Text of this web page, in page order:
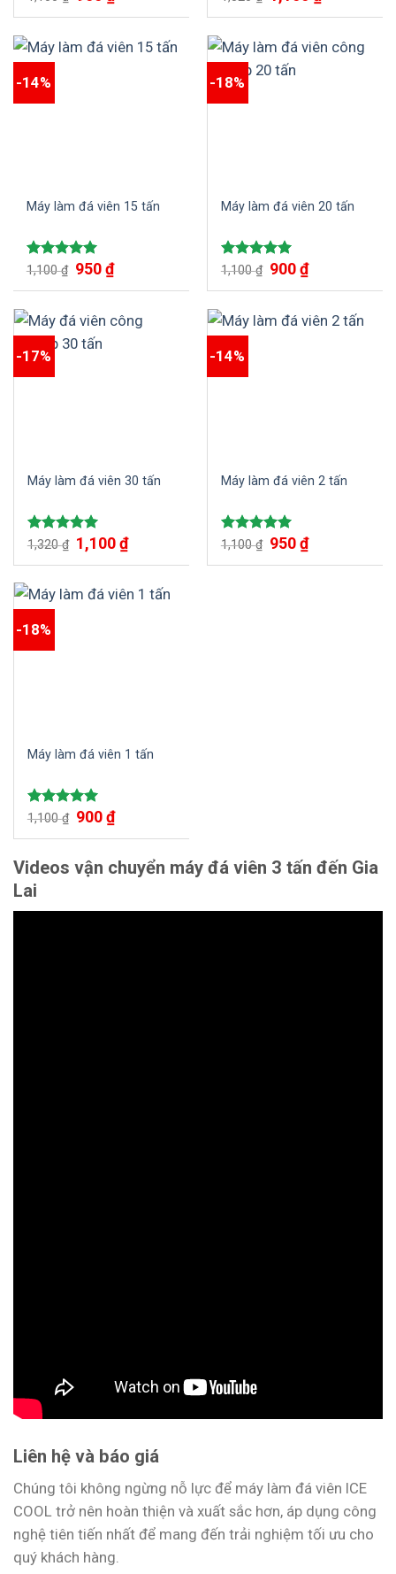
5.00
-14%
Máy làm đá viên 15 tấn
Được xếp
1,100₫ 950₫
-18%
Máy làm đá viên 20 tấn
Được xếp
1,100₫ 900₫
-17%
Máy làm đá viên 30 tấn
Được xếp
5.00
5 sao
1,320₫ 1,100₫
-14%
Máy làm đá viên 2 tấn
Được xếp
5 sao
1,100₫ 950₫
-18%
Máy làm đá viên 1 tấn
Được xếp
1,100₫ 900₫
Videos vận chuyển máy đá viên 3 tấn đến Gia
Lai
Liên hệ và báo giá
Chúng tôi không ngừng nỗ lực để máy làm đá viên ICE
COOL trở nên hoàn thiện và xuất sắc hơn, áp dụng công
nghệ tiên tiến nhất để mang đến trải nghiệm tối ưu cho
quý khách hàng.